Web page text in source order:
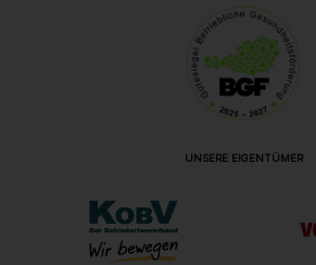
UNSERE EIGENTÜMER